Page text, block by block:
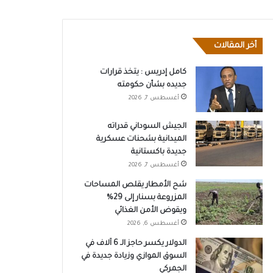
أخر المقالات
كامل إدريس : يتخذ قرارات
جديده بشأن حكومته
أغسطس 7, 2026
الجيش السوداني قدراته
الميدانية بشحنات عسكرية
جديدة باكستانية
أغسطس 7, 2026
شح الأمطار يقلص المساحات
المزروعة بسنار إلى 29%
ويقوض الأمن الغذائي
أغسطس 6, 2026
الدولار يكسر حاجز الـ 6 آلاف في
السوق الموازي وزيادة جديدة في
الجمركي